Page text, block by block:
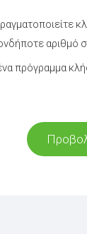
αριθμό
πρόγραμμα